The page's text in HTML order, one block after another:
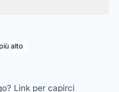
alto
Link per capirci